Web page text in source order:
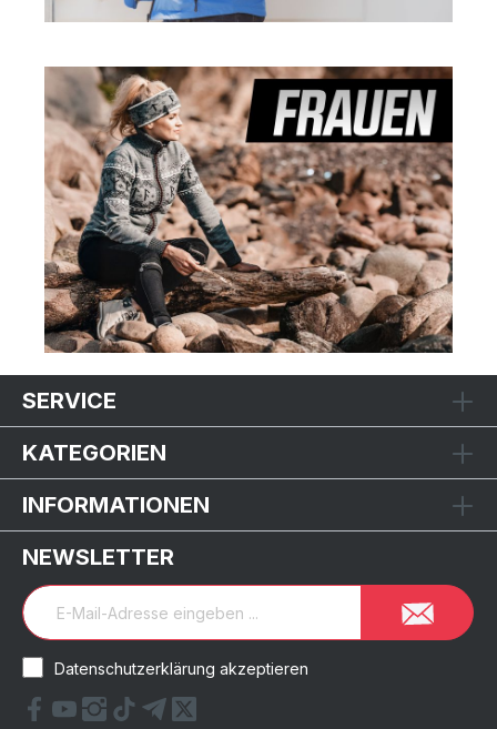
SERVICE
KATEGORIEN
INFORMATIONEN
NEWSLETTER
Datenschutzerklärung akzeptieren